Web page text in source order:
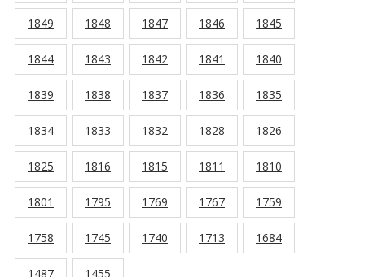
1849 1848 1847 1846 1845
1844 1843 1842 1841 1840
1839 1838 1837 1836 1835
1834 1833 1832 1828 1826
1825 1816 1815 1811 1810
1801 1795 1769 1767 1759
1758 1745 1740 1713 1684
1487 1455